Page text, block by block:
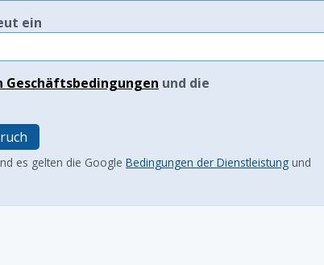
ein
Geschäftsbedingungen und die
es gelten die Google Bedingungen der Dienstleistung und